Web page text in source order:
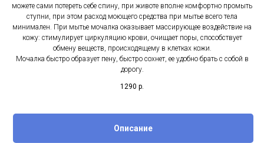
можете сами потереть себе спину, при животе вполне комфортно промыть
ступни, при этом расход моющего средства при мытье всего тела
минимален. При мытье мочалка оказывает массирующее воздействие на
кожу: стимулирует циркуляцию крови, очищает поры, способствует
обмену веществ, происходящему в клетках кожи.
Мочалка быстро образует пену, быстро сохнет, ее удобно брать с собой в
дорогу.
1290 р.
Описание